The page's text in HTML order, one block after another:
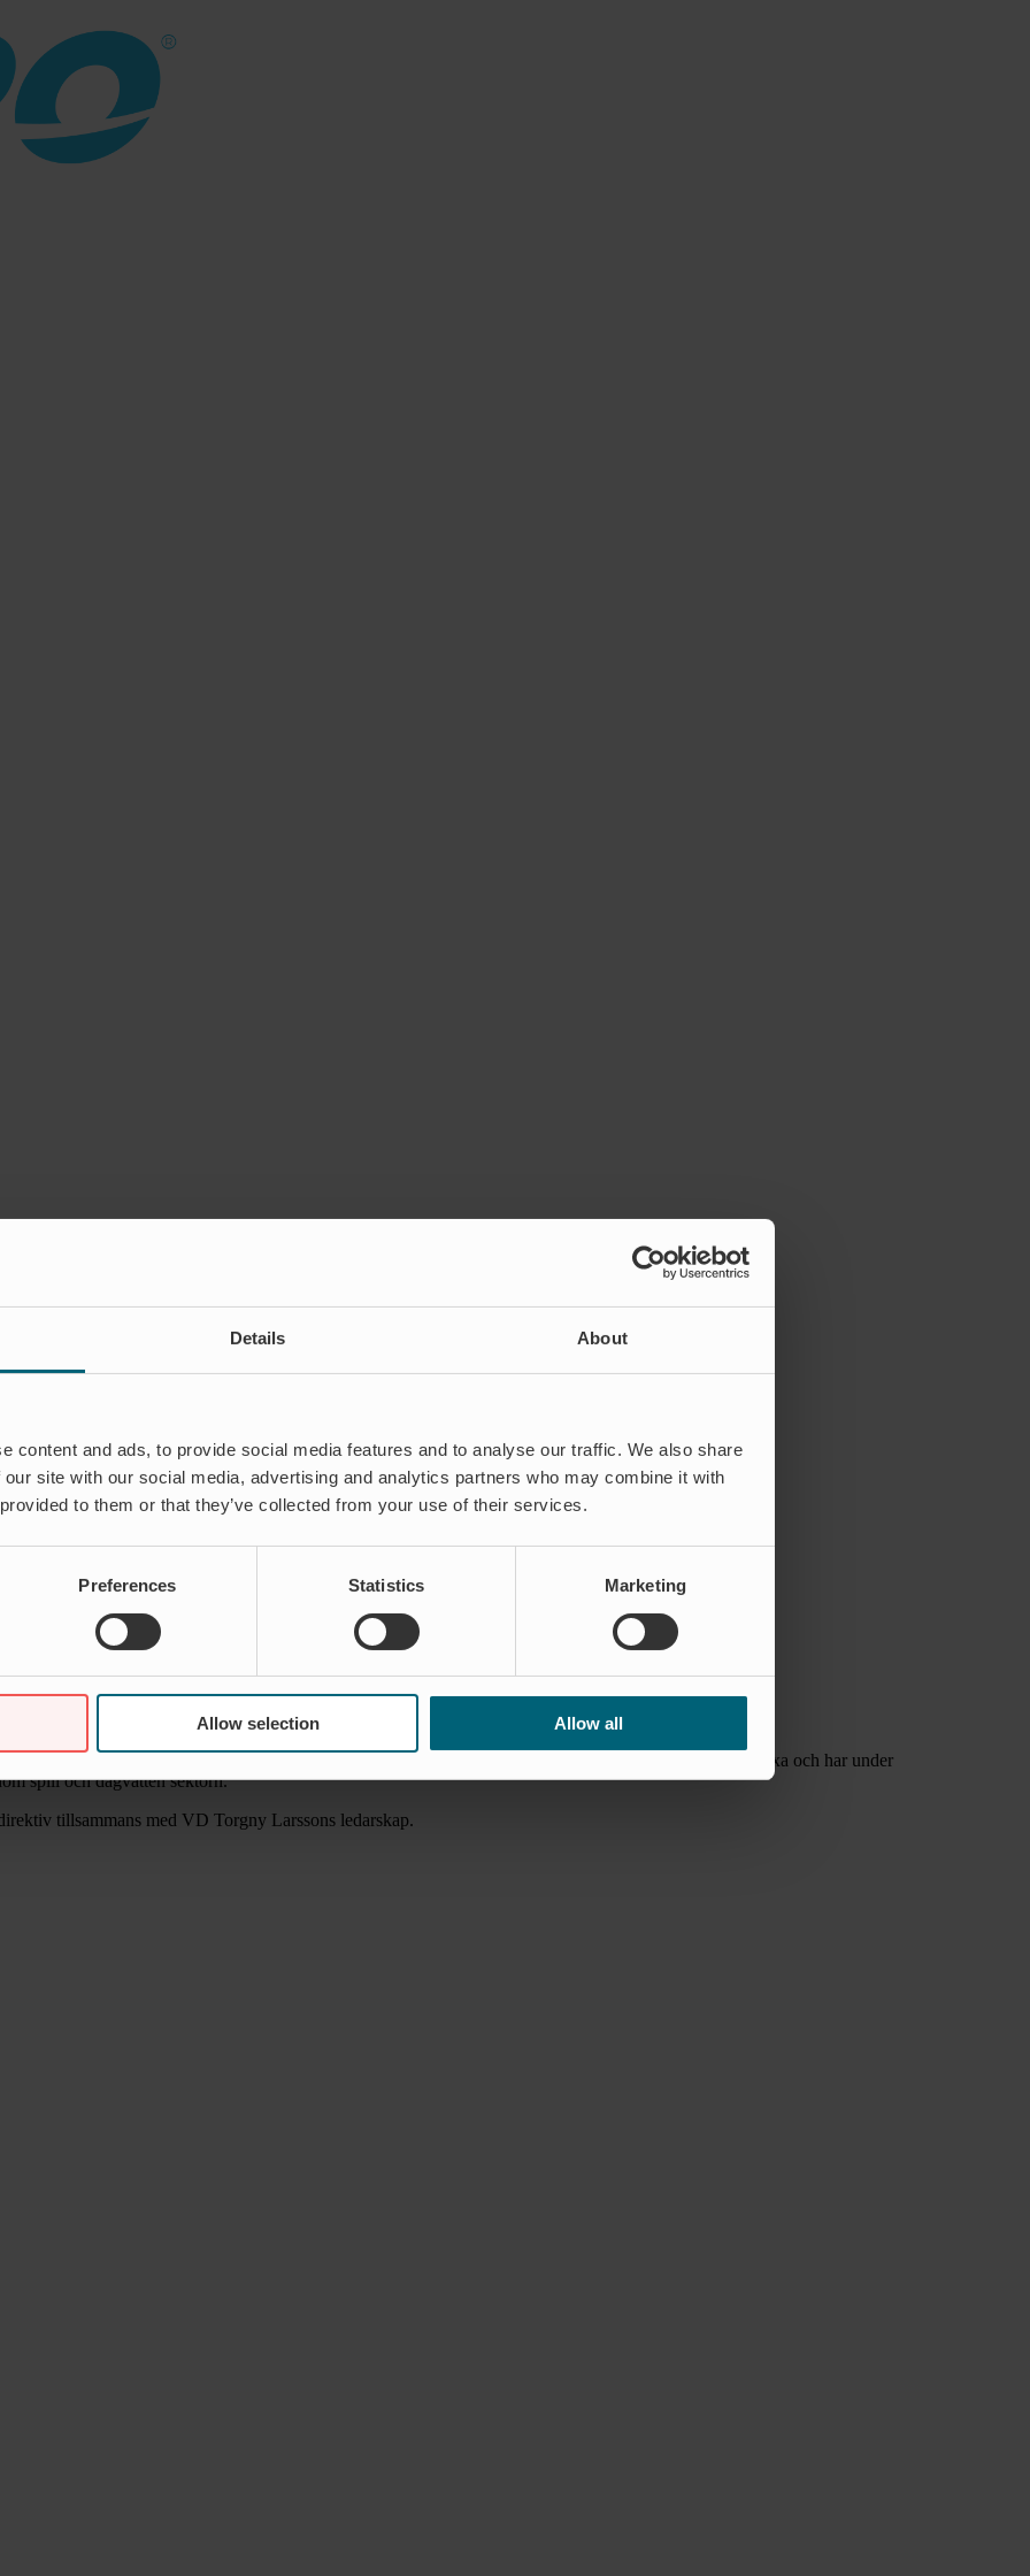
Details About
content and ads, to provide social media features and to analyse our traffic. We also share
site with our social media, advertising and analytics partners who may combine it with
to them or that they’ve collected from your use of their services.
Preferences Statistics Marketing
Allow selection Allow all
ett flertal patenterade produkter på marknaden. Wapro AB har under Mats ledning fortsatt att växa och har under
spill och dagvatten sektorn.
tillsammans med VD Torgny Larssons ledarskap.